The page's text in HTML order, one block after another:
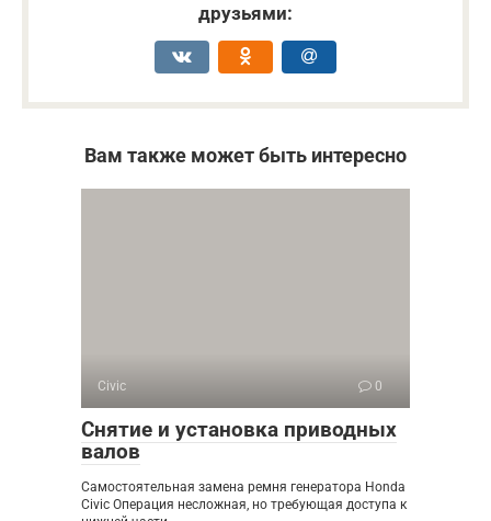
друзьями:
Вам также может быть интересно
Civic 0
Снятие и установка приводных
валов
Самостоятельная замена ремня генератора Honda
Civic Операция несложная, но требующая доступа к